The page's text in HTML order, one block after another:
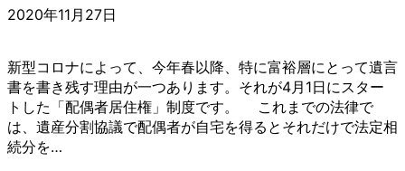
2020年11月27日
新型コロナによって、今年春以降、特に富裕層にとって遺言
書を書き残す理由が一つあります。それが4月1日にスター
トした「配偶者居住権」制度です。 これまでの法律で
は、遺産分割協議で配偶者が自宅を得るとそれだけで法定相
続分を…